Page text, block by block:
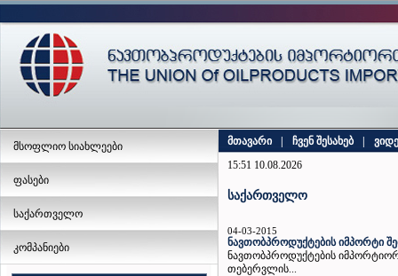
მსოფლიო სიახლეები
ფასები
საქართველო
კომპანიები
მთავარი ჩვენ შესახებ
15:51 10.08.2026
საქართველო
04-03-2015
ნავთობპროდუქტების იმპორტი
ნავთობპროდუქტების
თებერვლის...